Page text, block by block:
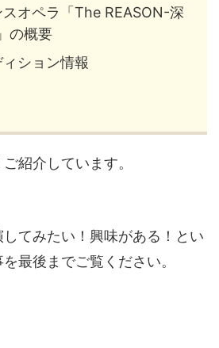
オペラ「The REASON-深
の概要
ション情報
紹介しています。
てみたい！興味がある！とい
最後までご覧ください。